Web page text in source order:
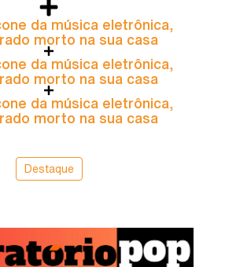
da música eletrônica,
morto na sua casa
da música eletrônica,
morto na sua casa
da música eletrônica,
morto na sua casa
Destaque